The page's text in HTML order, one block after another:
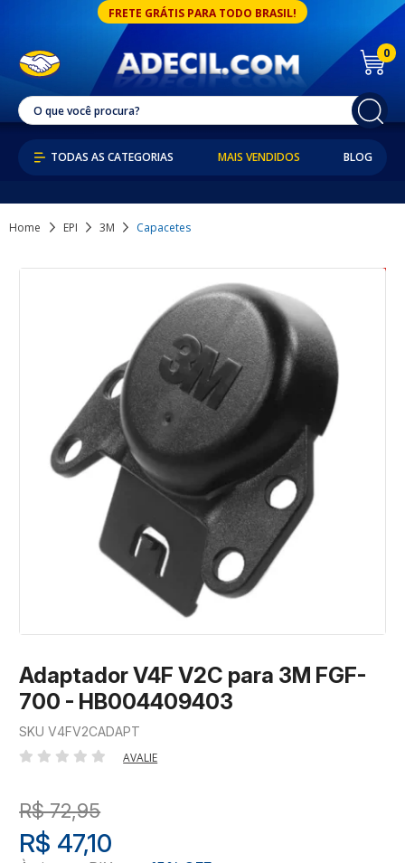
FRETE GRÁTIS PARA TODO BRASIL!
0
MAIS VENDIDOS BLOG
Home EPI 3M Capacetes
Adaptador V4F V2C para 3M FGF-
700 - HB004409403
SKU V4FV2CADAPT
AVALIE
R$ 72,95
R$ 47,10